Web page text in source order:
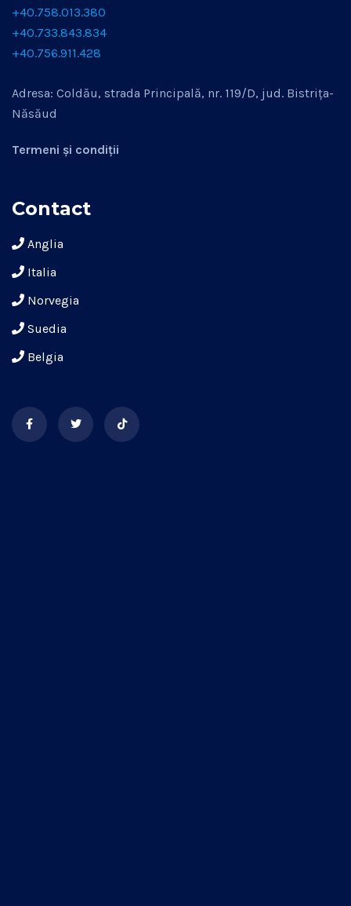
+40.758.013.380
+40.733.843.834
+40.756.911.428
Adresa: Coldău, strada Principală, nr. 119/D, jud. Bistrița-
Năsăud
Termeni și condiții
Contact
Anglia
Italia
Norvegia
Suedia
Belgia